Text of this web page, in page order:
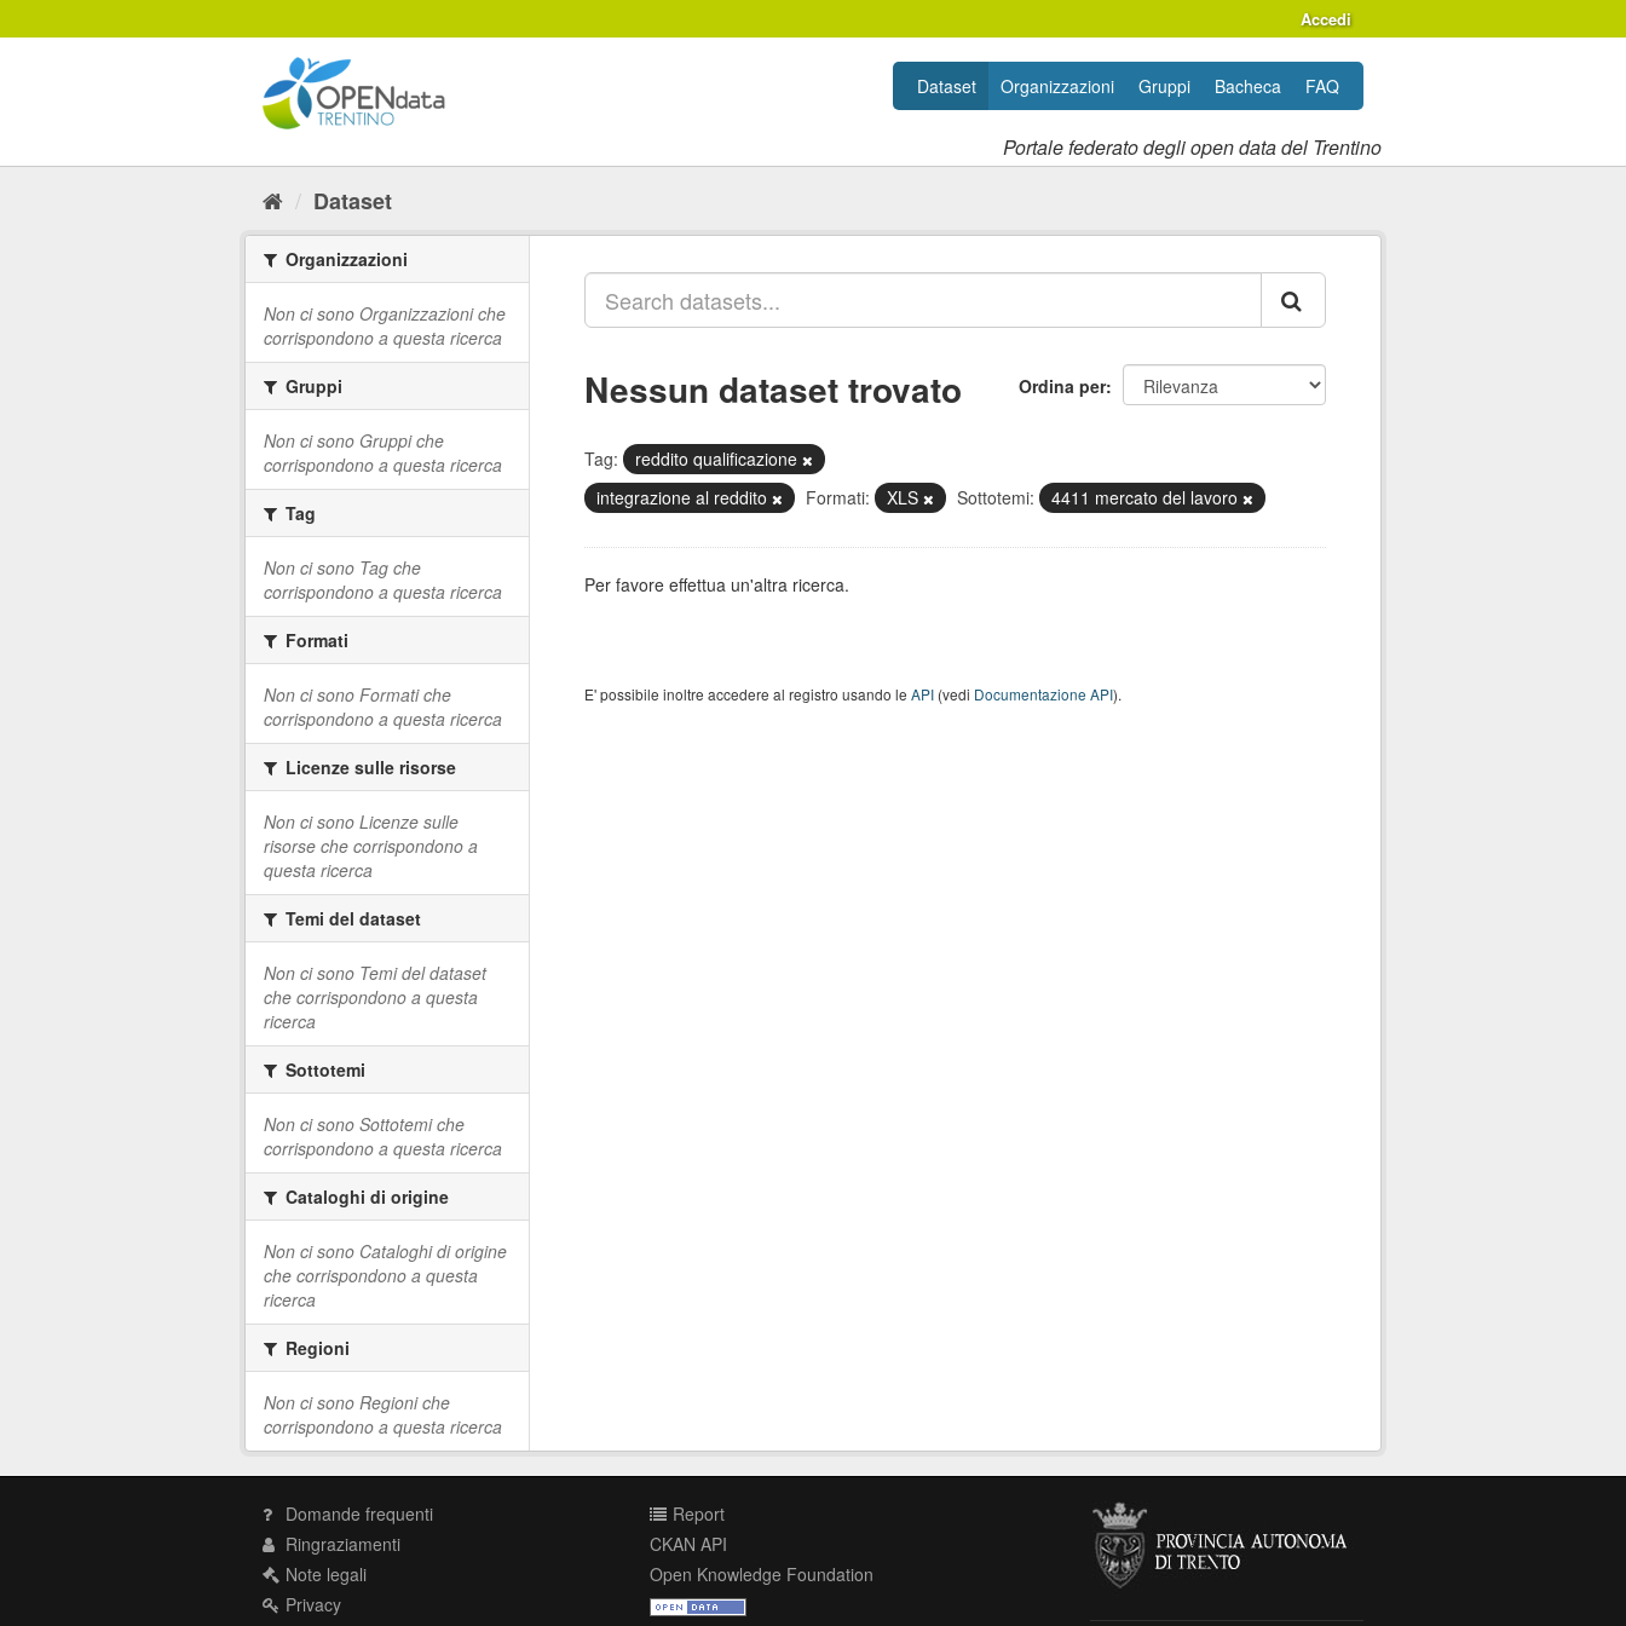
al
Accedi
Portale federato degli open data del Trentino
Dataset Organizzazioni Gruppi Bacheca FAQ
Dataset
Organizzazioni
Non ci sono Organizzazioni che
corrispondono a questa ricerca
Gruppi
Non ci sono Gruppi che
corrispondono a questa ricerca
Tag
Non ci sono Tag che
corrispondono a questa ricerca
Formati
Non ci sono Formati che
corrispondono a questa ricerca
Licenze sulle risorse
Non ci sono Licenze sulle
risorse che corrispondono a
questa ricerca
Temi del dataset
Non ci sono Temi del dataset
che corrispondono a questa
ricerca
Sottotemi
Non ci sono Sottotemi che
corrispondono a questa ricerca
Cataloghi di origine
Non ci sono Cataloghi di origine
che corrispondono a questa
ricerca
Regioni
Non ci sono Regioni che
corrispondono a questa ricerca
Ordina per
Nessun dataset trovato
Tag:
reddito qualificazione
integrazione al reddito
Formati: XLS Sottotemi: 4411 mercato del lavoro
Per favore effettua un'altra ricerca.
E' possibile inoltre accedere al registro usando le API(vedi Documentazione API).
Domande frequenti
Ringraziamenti
Note legali
Privacy
Report
CKAN API
Open Knowledge Foundation